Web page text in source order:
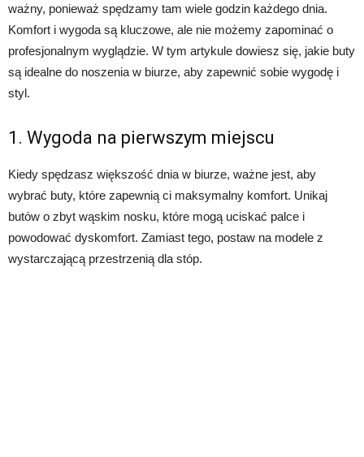
ważny, ponieważ spędzamy tam wiele godzin każdego dnia.
Komfort i wygoda są kluczowe, ale nie możemy zapominać o
profesjonalnym wyglądzie. W tym artykule dowiesz się, jakie buty
są idealne do noszenia w biurze, aby zapewnić sobie wygodę i
styl.
1. Wygoda na pierwszym miejscu
Kiedy spędzasz większość dnia w biurze, ważne jest, aby
wybrać buty, które zapewnią ci maksymalny komfort. Unikaj
butów o zbyt wąskim nosku, które mogą uciskać palce i
powodować dyskomfort. Zamiast tego, postaw na modele z
wystarczającą przestrzenią dla stóp.